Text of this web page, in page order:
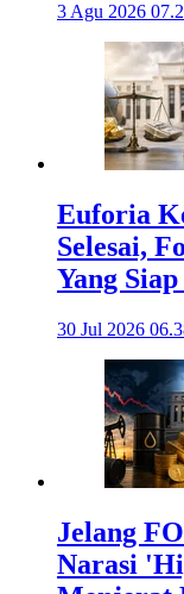
3 Agu 2026
Euforia
Selesai,
Yang
30 Jul 2026
Jelang
Narasi